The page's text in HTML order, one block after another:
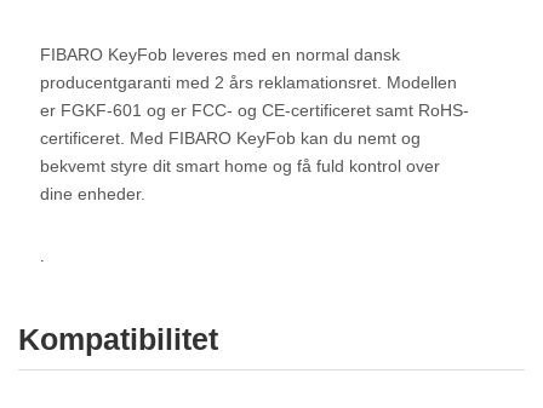
FIBARO KeyFob leveres med en normal dansk
producentgaranti med 2 års reklamationsret. Modellen
er FGKF-601 og er FCC- og CE-certificeret samt RoHS-
certificeret. Med FIBARO KeyFob kan du nemt og
bekvemt styre dit smart home og få fuld kontrol over
dine enheder.
.
Kompatibilitet